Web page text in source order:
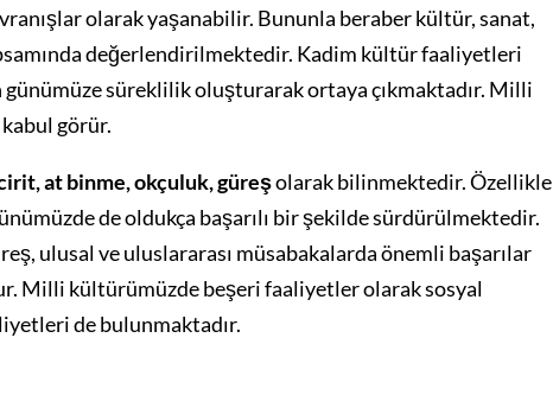
olarak yaşanabilir. Bununla beraber kültür, sanat,
değerlendirilmektedir. Kadim kültür faaliyetleri
süreklilik oluşturarak ortaya çıkmaktadır. Milli
görür.
at binme, okçuluk, güreşolarak bilinmektedir. Özellikle
de oldukça başarılı bir şekilde sürdürülmektedir.
ulusal ve uluslararası müsabakalarda önemli başarılar
Milli kültürümüzde beşeri faaliyetler olarak sosyal
de bulunmaktadır.